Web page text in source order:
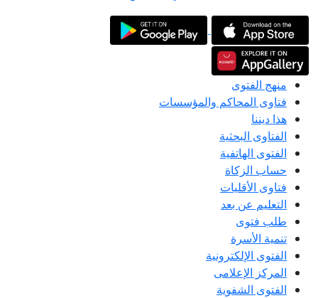
منهج الفتوى
فتاوى المحاكم والمؤسسات
هذا ديننا
الفتاوى البحثية
الفتوى الهاتفية
حساب الزكاة
فتاوى الأقليات
التعليم عن بعد
طلب فتوى
تنمية الأسرة
الفتوى الإلكترونية
المركز الإعلامى
الفتوى الشفوية